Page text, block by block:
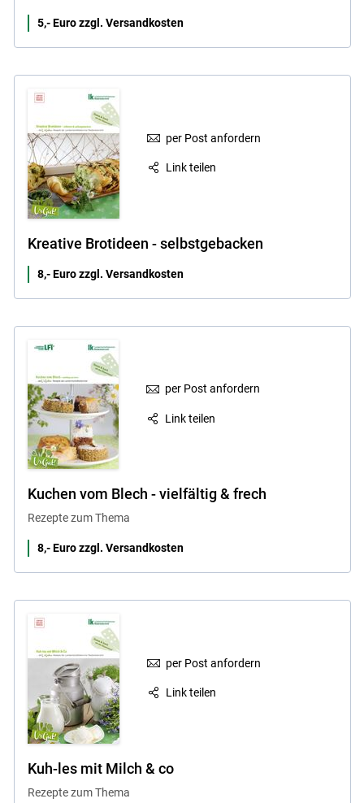
5,- Euro zzgl. Versandkosten
per Post anfordern
Link teilen
Kreative Brotideen - selbstgebacken
8,- Euro zzgl. Versandkosten
per Post anfordern
Link teilen
Kuchen vom Blech - vielfältig & frech
Rezepte zum Thema
8,- Euro zzgl. Versandkosten
per Post anfordern
Link teilen
Kuh-les mit Milch & co
Rezepte zum Thema